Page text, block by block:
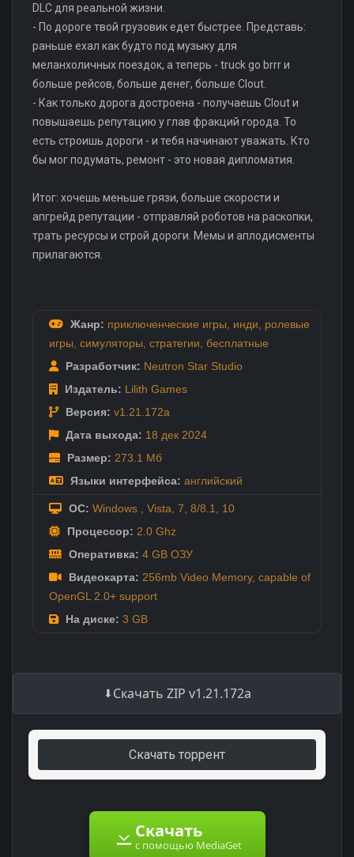
DLC для реальной жизни.
- По дороге твой грузовик едет быстрее. Представь:
раньше ехал как будто под музыку для
меланхоличных поездок, а теперь - truck go brrr и
больше рейсов, больше денег, больше Clout.
- Как только дорога достроена - получаешь Clout и
повышаешь репутацию у глав фракций города. То
есть строишь дороги - и тебя начинают уважать. Кто
бы мог подумать, ремонт - это новая дипломатия.
Итог: хочешь меньше грязи, больше скорости и
апгрейд репутации - отправляй роботов на раскопки,
трать ресурсы и строй дороги. Мемы и аплодисменты
прилагаются.
Жанр: приключенческие игры инди
ролевые
игры симуляторы стратегии бесплатные
Разработчик: Neutron Star Studio
Издатель: Lilith Games
Версия: v1.21.172a
Дата выхода: 18 дек 2024
Размер: 273.1 Мб
Языки интерфейса: английский
ОС: Windows , Vista, 7, 8/8.1, 10
Процессор: 2.0 Ghz
Оперативка: 4 GB ОЗУ
Видеокарта: 256mb Video Memory, capable of
OpenGL 2.0+ support
На диске: 3 GB
Скачать ZIP v1.21.172a
Скачать торрент
Скачать
с помощью MediaGet